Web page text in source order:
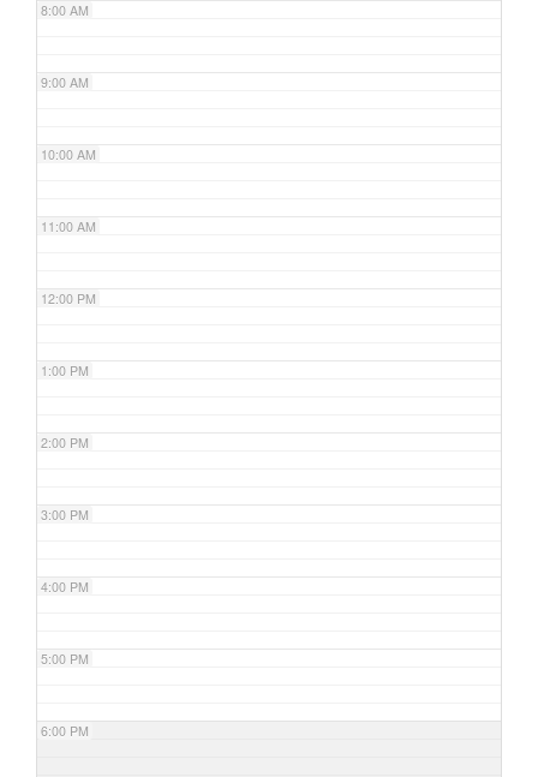
8:00 AM
9:00 AM
10:00 AM
11:00 AM
12:00 PM
1:00 PM
2:00 PM
3:00 PM
4:00 PM
5:00 PM
6:00 PM